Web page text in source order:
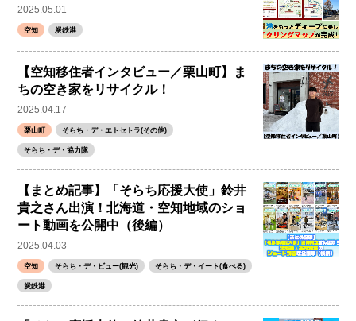
2025.05.01
空知 炭鉄港
【空知移住者インタビュー／栗山町】ま
ちの空き家をリサイクル！
2025.04.17
栗山町 そらち・デ・エトセトラ(その他)
そらち・デ・協力隊
【まとめ記事】「そらち応援大使」鈴井
貴之さん出演！北海道・空知地域のショ
ート動画を公開中（後編）
2025.04.03
空知 そらち・デ・ビュー(観光) そらち・デ・イート(食べる)
炭鉄港